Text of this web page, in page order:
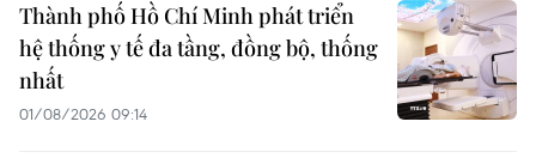
Thành phố Hồ Chí Minh phát triển
hệ thống y tế đa tầng, đồng bộ, thống
nhất
01/08/2026 09:14